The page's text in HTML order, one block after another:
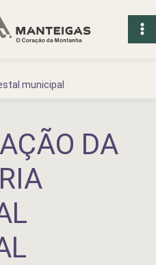
municipal
DA